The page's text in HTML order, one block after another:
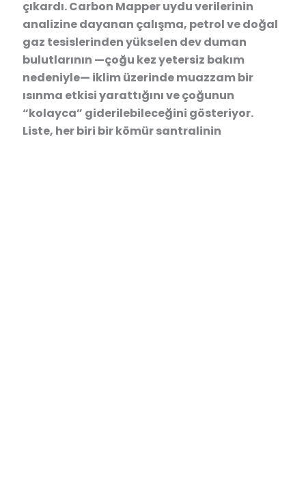
çıkardı. Carbon Mapper uydu verilerinin
analizine dayanan çalışma, petrol ve doğal
gaz tesislerinden yükselen dev duman
bulutlarının —çoğu kez yetersiz bakım
nedeniyle— iklim üzerinde muazzam bir
ısınma etkisi yarattığını ve çoğunun
“kolayca” giderilebileceğini gösteriyor.
Liste, her biri bir kömür santralinin